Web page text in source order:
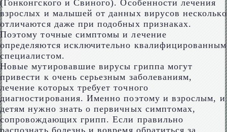
(Гонконгского и Свиного). Особенности лечения
взрослых и малышей от данных вирусов несколько
отличаются даже при подобных признаках.
Поэтому точные симптомы и лечение
определяются исключительно квалифицированным
специалистом.
Новые мутировавшие вирусы гриппа могут
привести к очень серьезным заболеваниям,
лечение которых требует точного
диагностирования. Именно поэтому и взрослым, и
детям нужно знать о первичных симптомах,
сопровождающих грипп. Если правильно
распознать болезнь и вовремя обратиться за